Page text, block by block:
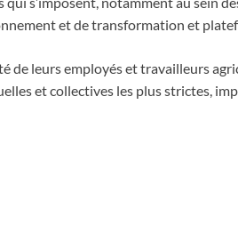
et de transformation et
de leurs employés et travailleurs
et collectives les plus strictes,